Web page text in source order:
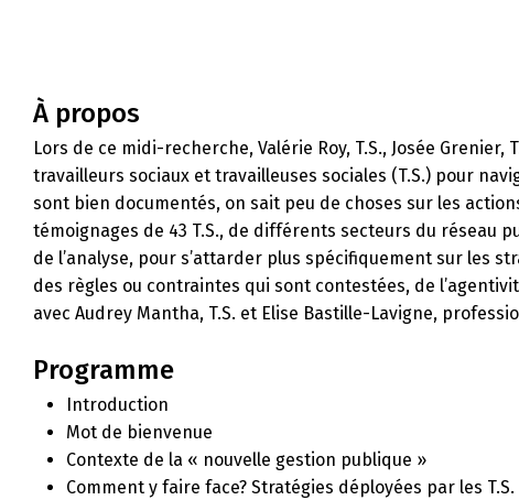
À propos
Lors de ce midi-recherche, Valérie Roy, T.S., Josée
travailleurs sociaux et travailleuses sociales (T.S.) pour
sont bien documentés, on sait peu de choses sur les
témoignages de 43 T.S., de différents secteurs du réseau
de l’analyse, pour s’attarder plus spécifiquement sur les
des règles ou contraintes qui sont contestées, de
avec Audrey Mantha, T.S. et Elise Bastille-Lavigne,
Programme
Introduction
Mot de bienvenue
Contexte de la « nouvelle gestion publique »
Comment y faire face? Stratégies déployées par les T.S.